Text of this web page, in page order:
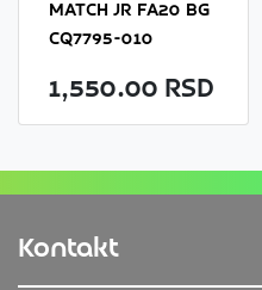
MATCH JR FA20 BG
CQ7795-010
1,550.00 RSD
Kontakt